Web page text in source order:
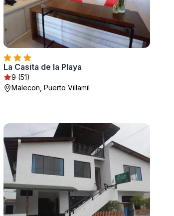
La Casita de la Playa
9 (51)
Malecon, Puerto Villamil